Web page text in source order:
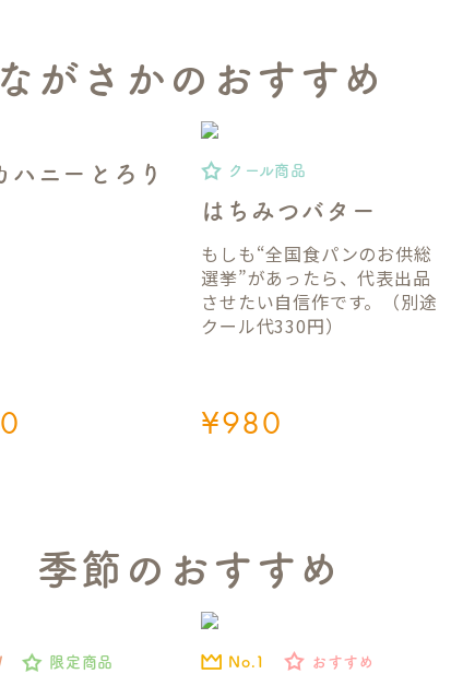
ながさかのおすすめ
ハニーとろり
はちみつバター
クール商品
¥980
もしも“全国食パンのお供総
選挙”があったら、代表出品
させたい自信作です。（別途
クール代330円）
季節のおすすめ
限定商品 No.1 おすすめ